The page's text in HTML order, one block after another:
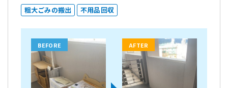
粗大ごみの搬出 不用品回収
BEFORE AFTER